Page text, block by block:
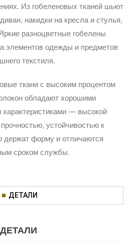
Из гобеленовых тканей шьют
накидки на кресла и стулья,
разноцветные гобелены
элементов одежды и предметов
текстиля.
ткани с высоким процентом
обладают хорошими
— высокой
устойчивостью к
держат форму и отличаются
сроком службы.
ДЕТАЛИ
ДЕТАЛИ